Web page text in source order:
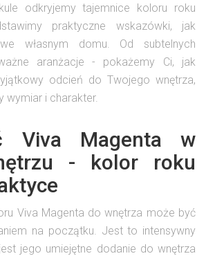
odkryjemy tajemnice koloru roku
praktyczne wskazówki, jak
własnym domu. Od subtelnych
aranżacje - pokażemy Ci, jak
odcień do Twojego wnętrza,
wymiar i charakter.
Viva Magenta w
- kolor roku
Viva Magenta do wnętrza może być
na początku. Jest to intensywny
jego umiejętne dodanie do wnętrza